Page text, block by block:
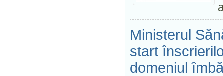
Ministerul
start
domeniul